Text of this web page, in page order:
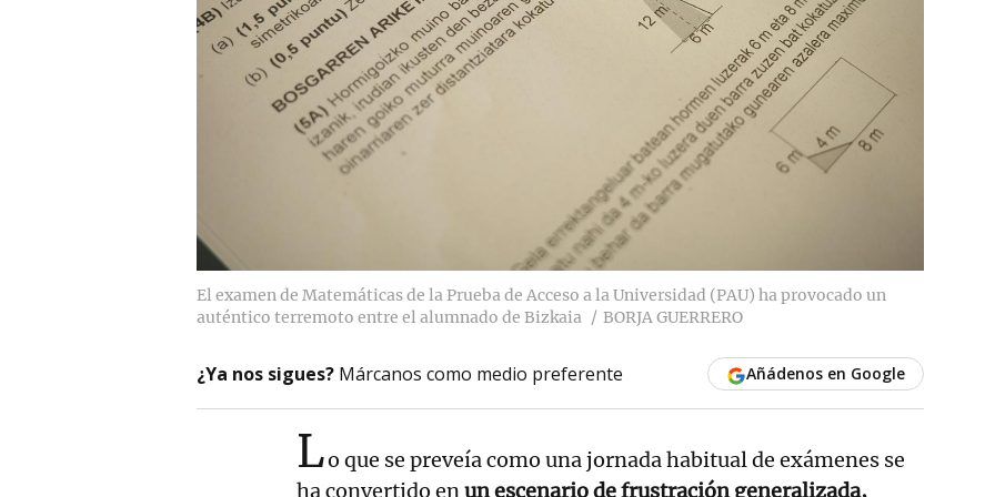
El examen de Matemáticas de la Prueba de Acceso a la Universidad (PAU) ha provocado un
auténtico terremoto entre el alumnado de Bizkaia
BORJA GUERRERO
¿Ya nos sigues? Márcanos como medio preferente Añádenos en Google
Lo que se preveía como una jornada habitual de exámenes se
ha convertido en un escenario de frustración generalizada,